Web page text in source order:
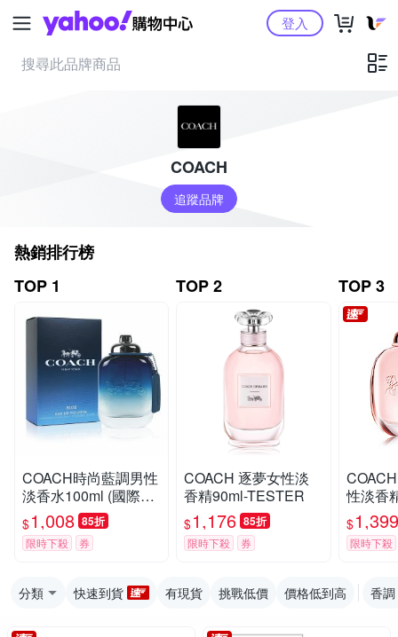
Yahoo購物中心登入
COACH
追蹤品牌
熱銷排行榜
TOP 1
COACH時尚藍調男性
淡香水100ml (國際航
空版)-P
$1,008 85折
限時下殺 券
TOP 2
COACH 逐夢女性淡
香精90ml-TESTER
$1,176 85折
限時下殺 券
TOP 3
性淡香
ER
$1,399
限時下殺
分類 快速到貨 有現貨 挑戰低價 價格低到高 香調